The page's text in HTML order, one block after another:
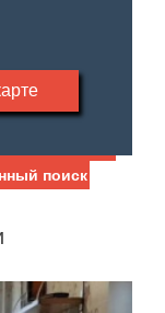
площадь
—
поиск